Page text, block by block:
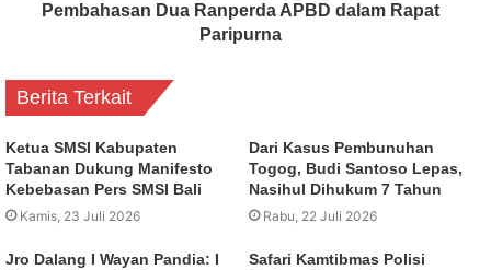
Pembahasan Dua Ranperda APBD dalam Rapat
Paripurna
Berita Terkait
Ketua SMSI Kabupaten
Tabanan Dukung Manifesto
Kebebasan Pers SMSI Bali
Kamis, 23 Juli 2026
Dari Kasus Pembunuhan
Togog, Budi Santoso Lepas,
Nasihul Dihukum 7 Tahun
Rabu, 22 Juli 2026
Jro Dalang I Wayan Pandia: I
Safari Kamtibmas Polisi